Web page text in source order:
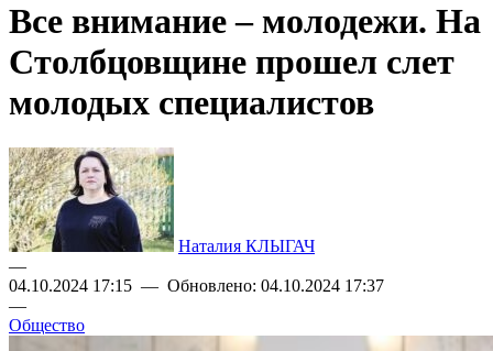
Все внимание – молодежи. На
Столбцовщине прошел слет
молодых специалистов
Наталия КЛЫГАЧ
—
04.10.2024 17:15 — Обновлено: 04.10.2024 17:37
—
Общество